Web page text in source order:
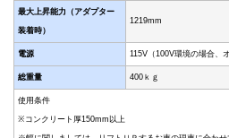
最大上昇能力（アダプター
装着時）
1219mm
電源 115V（100V環境の場合、
総重量 400ｋｇ
使用条件
※コンクリート厚150mm以上